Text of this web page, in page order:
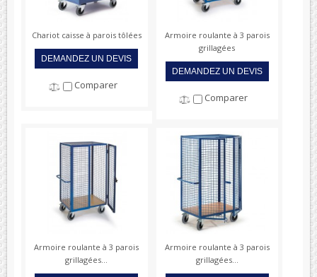
Chariot caisse à parois tôlées
DEMANDEZ UN DEVIS
Comparer
Armoire roulante à 3 parois
grillagées
DEMANDEZ UN DEVIS
Comparer
Armoire roulante à 3 parois
grillagées...
Armoire roulante à 3 parois
grillagées...